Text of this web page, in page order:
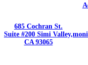
685 Cochran St.
Suite #200 Simi Valley,
CA 93065